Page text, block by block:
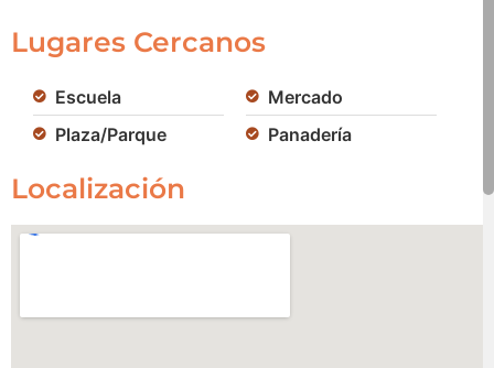
Lugares Cercanos
Escuela
Mercado
Plaza/Parque
Panadería
Localización